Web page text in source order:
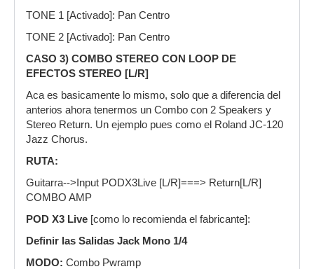
TONE 1 [Activado]: Pan Centro
TONE 2 [Activado]: Pan Centro
CASO 3) COMBO STEREO CON LOOP DE
EFECTOS STEREO [L/R]
Aca es basicamente lo mismo, solo que a diferencia del
anterios ahora tenermos un Combo con 2 Speakers y
Stereo Return. Un ejemplo pues como el Roland JC-120
Jazz Chorus.
RUTA:
Guitarra-->Input PODX3Live [L/R]===> Return[L/R]
COMBO AMP
POD X3 Live [como lo recomienda el fabricante]:
Definir las Salidas Jack Mono 1/4
MODO: Combo Pwramp